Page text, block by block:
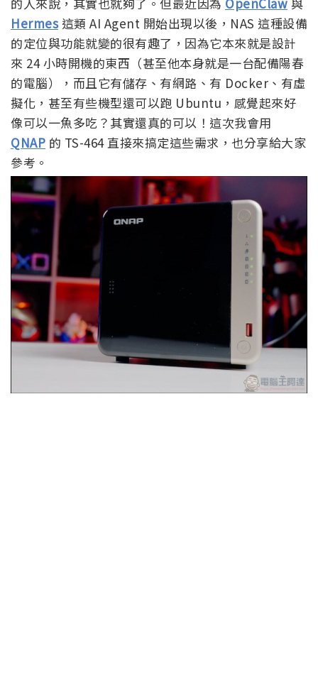
Hermes這類 AI Agent 開始出現以後，NAS 這種設備
的定位與功能就變的很有趣了，因為它本來就是設計
來 24 小時開機的東西（甚至他本身就是一台配備陽春
的電腦），而且它有儲存、有網路、有 Docker、有虛
擬化，甚至有些機型還可以跑 Ubuntu，感覺起來好
像可以一魚多吃？其實還真的可以！這次我會用
QNAP 的 TS-464 直接來搞定這些需求，也分享給大家
參考。